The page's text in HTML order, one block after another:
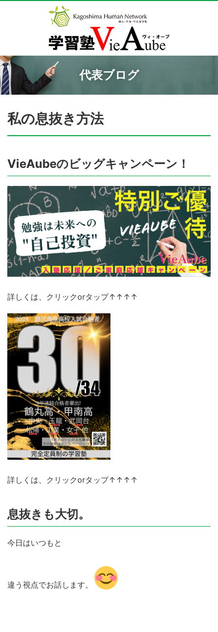
代表ブログ
私の息抜き方法
VieAubeのビッグキャンペーン！
詳しくは、クリックorタップ↑↑↑↑
詳しくは、クリックorタップ↑↑↑↑
息抜きも大切。
今日はいつもと
違う視点でお話します。